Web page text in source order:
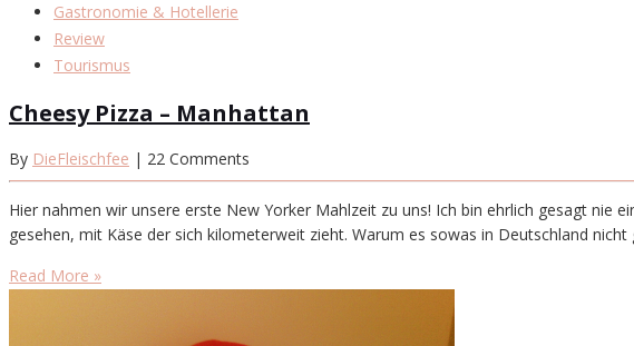
Gastronomie & Hotellerie
Review
Tourismus
Cheesy Pizza – Manhattan
By DieFleischfee | 22 Comments
Hier nahmen wir unsere erste New Yorker Mahlzeit zu uns! Ich bin ehrlich gesagt nie
gesehen, mit Käse der sich kilometerweit zieht. Warum es sowas in Deutschland
Read More »